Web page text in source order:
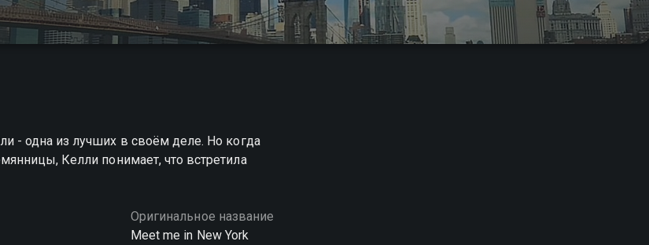
- одна из лучших в своём деле. Но когда
Келли понимает, что встретила
Оригинальное название
Meet me in New York